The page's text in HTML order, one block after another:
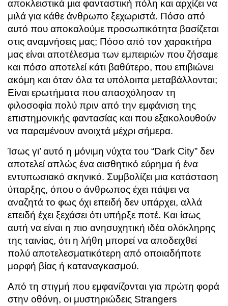
αποκλειστικά μια φανταστική πόλη και αρχίζει να
μιλά για κάθε άνθρωπο ξεχωριστά. Πόσο από
αυτό που αποκαλούμε προσωπικότητα βασίζεται
στις αναμνήσεις μας; Πόσο από τον χαρακτήρα
μας είναι αποτέλεσμα των εμπειριών που ζήσαμε
και πόσο αποτελεί κάτι βαθύτερο, που επιβιώνει
ακόμη και όταν όλα τα υπόλοιπα μεταβάλλονται;
Είναι ερωτήματα που απασχόλησαν τη
φιλοσοφία πολύ πριν από την εμφάνιση της
επιστημονικής φαντασίας και που εξακολουθούν
να παραμένουν ανοιχτά μέχρι σήμερα.
Ίσως γι’ αυτό η μόνιμη νύχτα του “Dark City” δεν
αποτελεί απλώς ένα αισθητικό εύρημα ή ένα
εντυπωσιακό σκηνικό. Συμβολίζει μια κατάσταση
ύπαρξης, όπου ο άνθρωπος έχει πάψει να
αναζητά το φως όχι επειδή δεν υπάρχει, αλλά
επειδή έχει ξεχάσει ότι υπήρξε ποτέ. Και ίσως
αυτή να είναι η πιο ανησυχητική ιδέα ολόκληρης
της ταινίας, ότι η λήθη μπορεί να αποδειχθεί
πολύ αποτελεσματικότερη από οποιαδήποτε
μορφή βίας ή καταναγκασμού.
Από τη στιγμή που εμφανίζονται για πρώτη φορά
στην οθόνη, οι μυστηριώδεις Strangers